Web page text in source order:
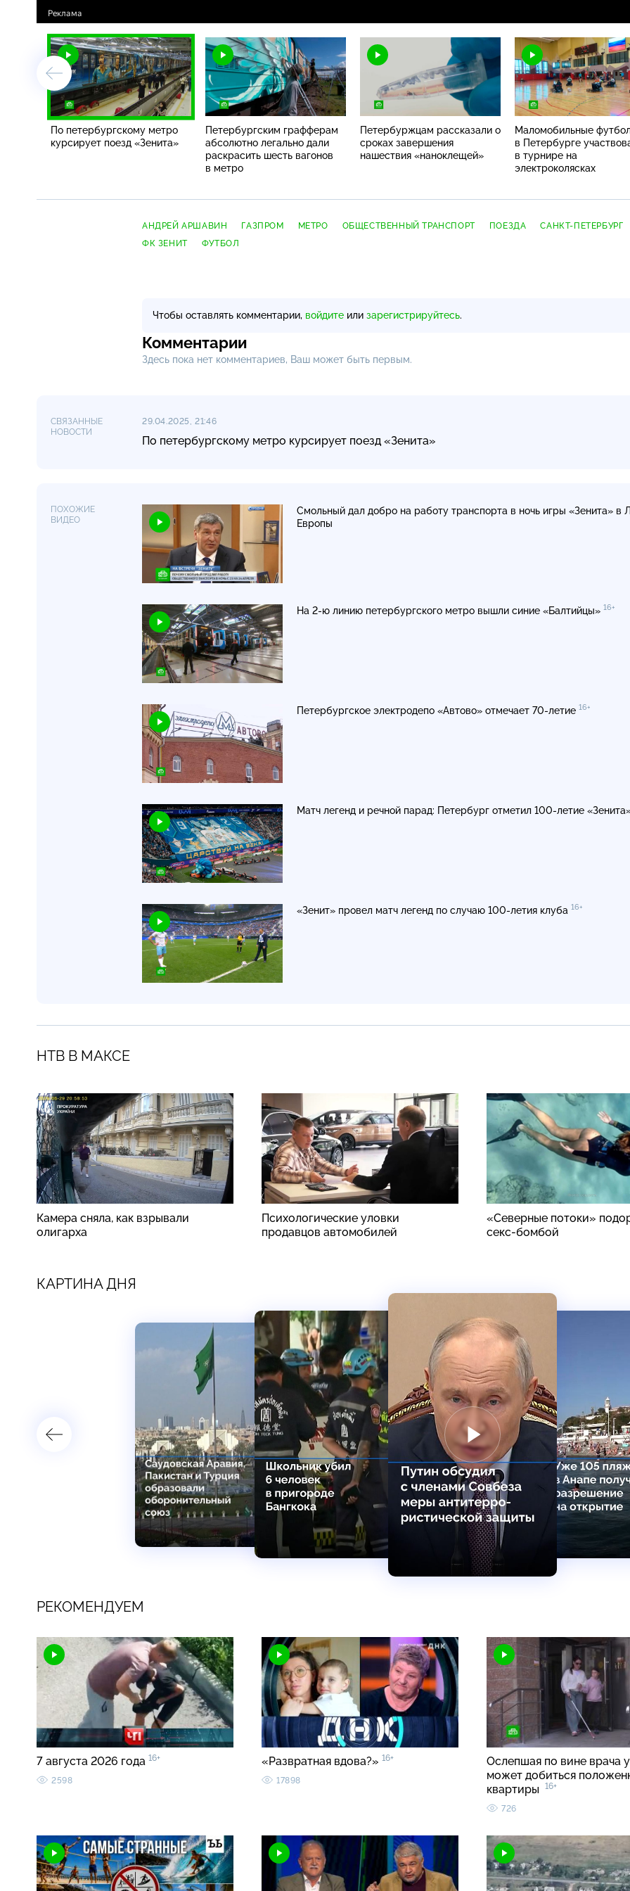
По петербургскому метро
курсирует поезд «Зенита»
Петербургским графферам
абсолютно легально дали
раскрасить шесть вагонов
в метро
Петербуржцам рассказали о
сроках завершения
нашествия «наноклещей»
Маломобильные
в Петербурге
в турнире на
электроколясках
АНДРЕЙ АРШАВИН ГАЗПРОМ МЕТРО ОБЩЕСТВЕННЫЙ ТРАНСПОРТ ПОЕЗДА
САНКТ-ПЕТЕРБУРГ
ФК ЗЕНИТ
ФУТБОЛ
Чтобы оставлять комментарии, войдите или зарегистрируйтесь.
Комментарии
Здесь пока нет комментариев, Ваш может быть первым.
СВЯЗАННЫЕ
НОВОСТИ
29.04.2025, 21:46
По петербургскому метро курсирует поезд «Зенита»
ПОХОЖИЕ
ВИДЕО
Смольный дал добро на работу транспорта в ночь игры «Зенита» в
Европы
На 2-ю линию петербургского метро вышли синие «Балтийцы» 16+
Петербургское электродепо «Автово» отмечает 70-летие 16+
Матч легенд и речной парад: Петербург отметил 100-летие
«Зенит» провел матч легенд по случаю 100-летия клуба 16+
НТВ В МАКСЕ
Камера сняла, как взрывали
олигарха
Психологические уловки
продавцов автомобилей
«Северные потоки»
секс-бомбой
КАРТИНА ДНЯ
РЕКОМЕНДУЕМ
7 августа 2026 года 16+
2598
«Развратная вдова?» 16+
17898
Ослепшая по вине врача
может добиться
квартиры
16+
726